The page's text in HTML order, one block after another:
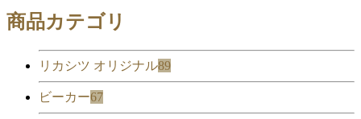
商品カテゴリ
リカシツ オリジナル89
ビーカー67